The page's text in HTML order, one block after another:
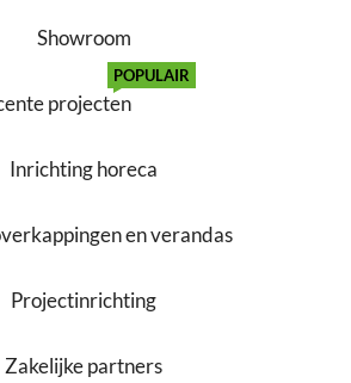
Showroom
projecten
POPULAIR
Inrichting horeca
en verandas
Projectinrichting
Zakelijke partners